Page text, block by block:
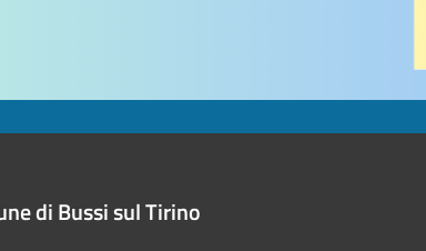
di Bussi sul Tirino